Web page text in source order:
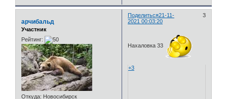
Поделиться 3
21-11-
2021 00:03:20
арчибальд
Участник
Рейтинг:
Откуда: Новосибирск
Нахаловка 33
+3